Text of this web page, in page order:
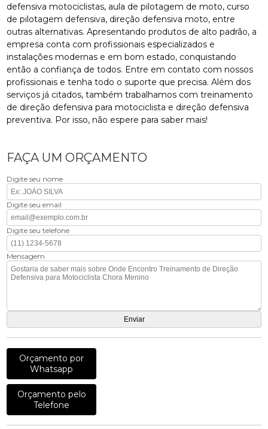
defensiva motociclistas, aula de pilotagem de moto, curso
de pilotagem defensiva, direção defensiva moto, entre
outras alternativas. Apresentando produtos de alto padrão, a
empresa conta com profissionais especializados e
instalações modernas e em bom estado, conquistando
então a confiança de todos. Entre em contato com nossos
profissionais e tenha todo o suporte que precisa. Além dos
serviços já citados, também trabalhamos com treinamento
de direção defensiva para motociclista e direção defensiva
preventiva. Por isso, não espere para saber mais!
FAÇA UM ORÇAMENTO
Digite seu nome
Digite seu email
Digite seu telefone
Mensagem
Orçamento por
Whatsapp
Orçamento pelo
Telefone